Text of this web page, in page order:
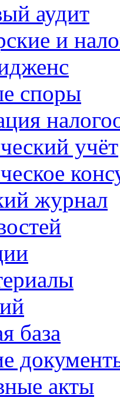
аудит
и
споры
учёт
журнал
база
акты